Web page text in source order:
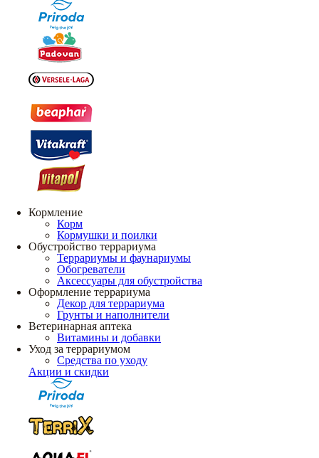
Кормление
Корм
Кормушки и поилки
Обустройство террариума
Террариумы и фаунариумы
Обогреватели
Аксессуары для обустройства
Оформление террариума
Декор для террариума
Грунты и наполнители
Ветеринарная аптека
Витамины и добавки
Уход за террариумом
Средства по уходу
Акции и скидки